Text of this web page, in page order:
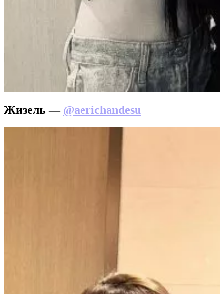
Жизель — @aerichandesu